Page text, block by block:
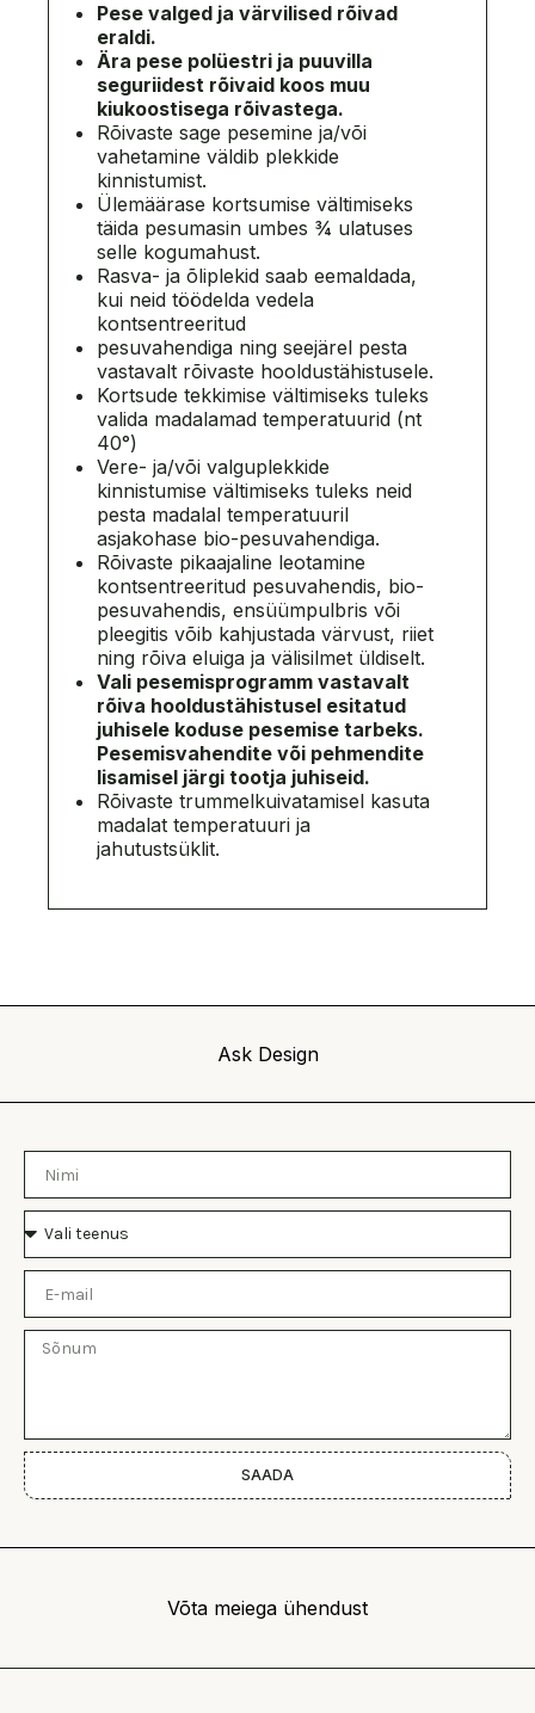
Pese valged ja värvilised rõivad
eraldi.
Ära pese polüestri ja puuvilla
seguriidest rõivaid koos muu
kiukoostisega rõivastega.
Rõivaste sage pesemine ja/või
vahetamine väldib plekkide
kinnistumist.
Ülemäärase kortsumise vältimiseks
täida pesumasin umbes ¾ ulatuses
selle kogumahust.
Rasva- ja õliplekid saab eemaldada,
kui neid töödelda vedela
kontsentreeritud
pesuvahendiga ning seejärel pesta
vastavalt rõivaste hooldustähistusele.
Kortsude tekkimise vältimiseks tuleks
valida madalamad temperatuurid (nt
40°)
Vere- ja/või valguplekkide
kinnistumise vältimiseks tuleks neid
pesta madalal temperatuuril
asjakohase bio-pesuvahendiga.
Rõivaste pikaajaline leotamine
kontsentreeritud pesuvahendis, bio-
pesuvahendis, ensüümpulbris või
pleegitis võib kahjustada värvust, riiet
ning rõiva eluiga ja välisilmet üldiselt.
Vali pesemisprogramm vastavalt
rõiva hooldustähistusel esitatud
juhisele koduse pesemise tarbeks.
Pesemisvahendite või pehmendite
lisamisel järgi tootja juhiseid.
Rõivaste trummelkuivatamisel kasuta
madalat temperatuuri ja
jahutustsüklit.
Ask Design
Teema
mail
Sõnum
SAADA
Võta meiega ühendust